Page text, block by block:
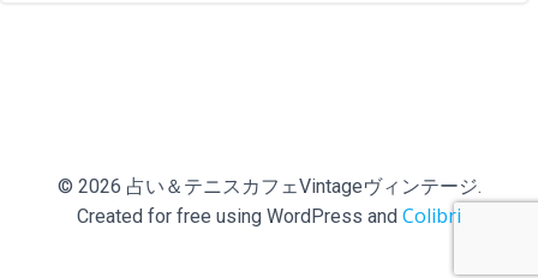
© 2026 占い＆テニスカフェVintageヴィンテージ.
Created for free using WordPress and Colibri